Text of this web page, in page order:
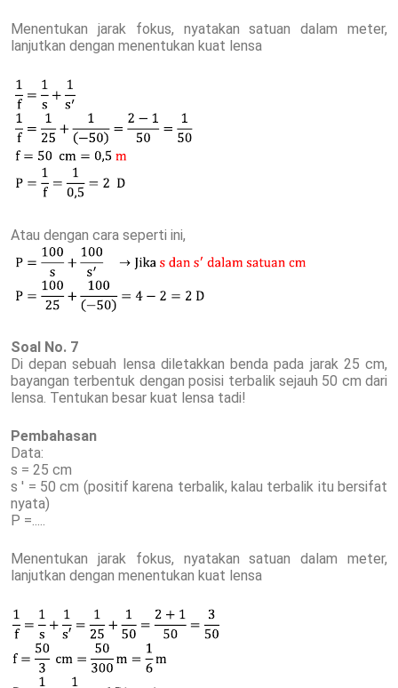
Menentukan jarak fokus, nyatakan satuan dalam meter,
lanjutkan dengan menentukan kuat lensa
Atau dengan cara seperti ini,
Soal No. 7
Di depan sebuah lensa diletakkan benda pada jarak 25 cm,
bayangan terbentuk dengan posisi terbalik sejauh 50 cm dari
lensa. Tentukan besar kuat lensa tadi!
Pembahasan
Data:
s = 25 cm
s ' = 50 cm (positif karena terbalik, kalau terbalik itu bersifat
nyata)
P =.....
Menentukan jarak fokus, nyatakan satuan dalam meter,
lanjutkan dengan menentukan kuat lensa